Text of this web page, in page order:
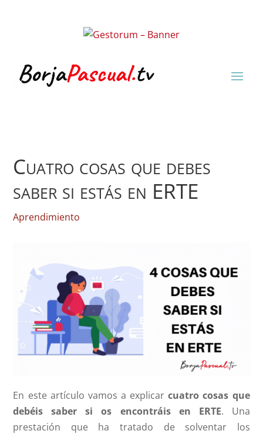
Cuatro cosas que debes
saber si estás en ERTE
Aprendimiento
En este artículo vamos a explicarcuatro cosas que
debéis saber si os encontráis en ERTE. Una
prestación que ha tratado de solventar los